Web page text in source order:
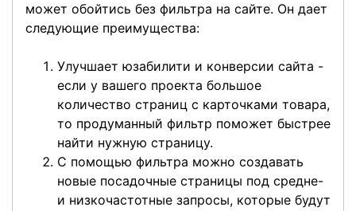
может обойтись без фильтра на сайте. Он дает
следующие преимущества:
Улучшает юзабилити и конверсии сайта -
если у вашего проекта большое
количество страниц с карточками товара,
то продуманный фильтр поможет быстрее
найти нужную страницу.
С помощью фильтра можно создавать
новые посадочные страницы под средне-
и низкочастотные запросы, которые будут